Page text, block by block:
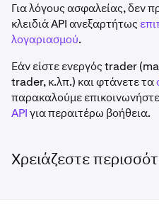
Για λόγους ασφαλείας, δεν
κλειδιά API ανεξαρτήτως
λογαριασμού.
Εάν είστε ενεργός trader
trader, κ.λπ.) και φτάνετε τα
παρακαλούμε
APIγια περαιτέρω βοήθεια.
Χρειάζεστε